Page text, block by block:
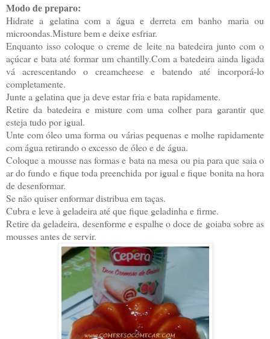
Modo de preparo:
Hidrate a gelatina com a água e derreta em banho maria ou
microondas.Misture bem e deixe esfriar.
Enquanto isso coloque o creme de leite na batedeira junto com o
açúcar e bata até formar um chantilly.Com a batedeira ainda ligada
vá acrescentando o creamcheese e batendo até incorporá-lo
completamente.
Junte a gelatina que ja deve estar fria e bata rapidamente.
Retire da batedeira e misture com uma colher para garantir que
esteja tudo por igual.
Unte com óleo uma forma ou várias pequenas e molhe rapidamente
com água retirando o excesso de óleo e de água.
Coloque a mousse nas formas e bata na mesa ou pia para que saia o
ar do fundo e fique toda preenchida por igual e fique bonita na hora
de desenformar.
Se não quiser enformar distribua em taças.
Cubra e leve à geladeira até que fique geladinha e firme.
Retire da geladeira, desenforme e espalhe o doce de goiaba sobre as
mousses antes de servir.